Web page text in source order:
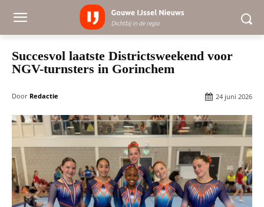
Succesvol laatste Districtsweekend voor
NGV-turnsters in Gorinchem
Door Redactie 24 juni 2026